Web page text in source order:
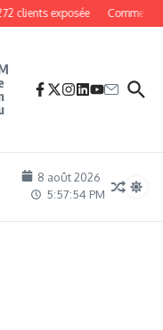
clients exposée Comment
8 août 2026
5:57:55 PM